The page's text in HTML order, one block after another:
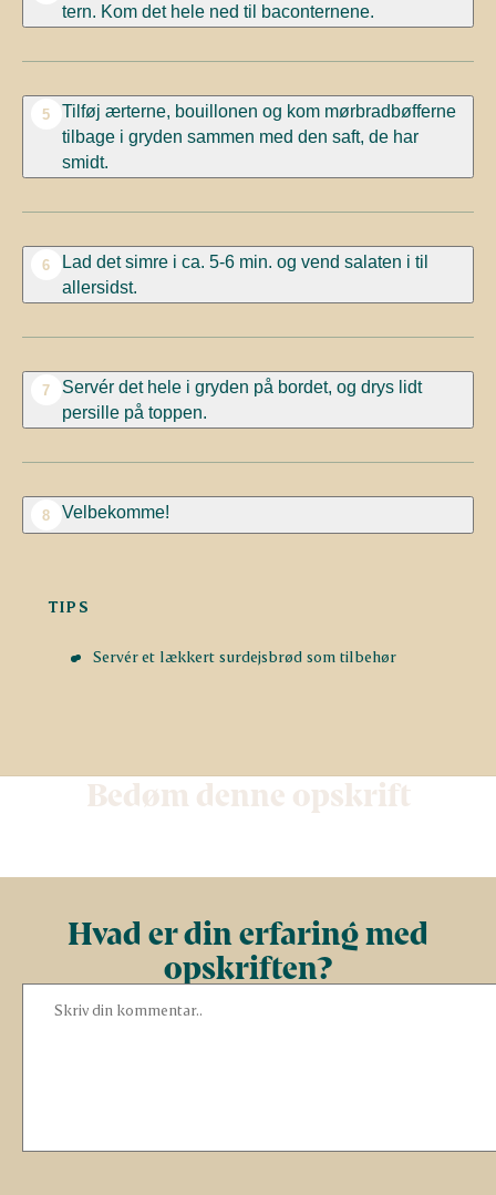
tern. Kom det hele ned til baconternene.
5
Tilføj ærterne, bouillonen og kom mørbradbøfferne
tilbage i gryden sammen med den saft, de har
smidt.
6
Lad det simre i ca. 5-6 min. og vend salaten i til
allersidst.
7
Servér det hele i gryden på bordet, og drys lidt
persille på toppen.
8 Velbekomme!
TIPS
Servér et lækkert surdejsbrød som tilbehør
Bedøm denne opskrift
Hvad er din erfaring med
opskriften?